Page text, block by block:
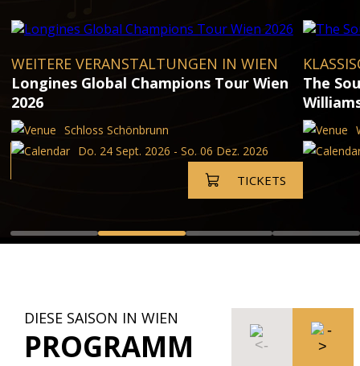
WEITERE VERANSTALTUNGEN IN WIEN
Longines Global Champions Tour Wien
2026
Schloss Schönbrunn
Do. 24 Sept. 2026 - So. 06 Dez. 2026
TICKETS
The
DIESE SAISON IN WIEN
PROGRAMM